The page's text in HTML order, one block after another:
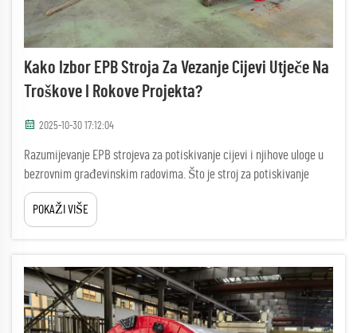
Kako Izbor EPB Stroja Za Vezanje Cijevi Utječe Na
Troškove I Rokove Projekta?
2025-10-30 17:12:04
Razumijevanje EPB strojeva za potiskivanje cijevi i njihove uloge u
bezrovnim građevinskim radovima. Što je stroj za potiskivanje
cijevi s uravnoteženjem tlaka tla (EPB)? Stroj za potiskivanje cijevi
s uravnoteženjem tlaka tla ili EPB stroj djeluje kao sustav za
bušenje tunela koji obavlja dvije stvari ...
POKAŽI VIŠE